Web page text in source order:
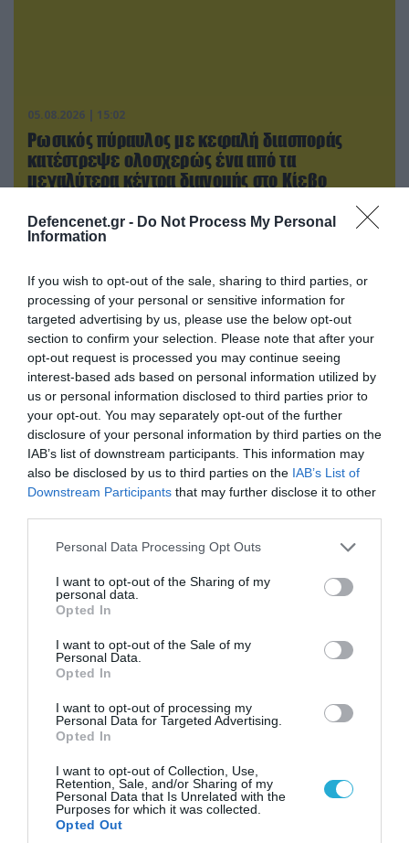
Defencenet.gr - Do Not Process My Personal
Information
If you wish to opt-out of the sale, sharing to third parties, or
processing of your personal or sensitive information for
targeted advertising by us, please use the below opt-out
section to confirm your selection. Please note that after your
opt-out request is processed you may continue seeing
interest-based ads based on personal information utilized by
us or personal information disclosed to third parties prior to
your opt-out. You may separately opt-out of the further
disclosure of your personal information by third parties on the
IAB’s list of downstream participants. This information may
also be disclosed by us to third parties on the IAB’s List of
Downstream Participants that may further disclose it to other
Please note that this website/app uses one or more Google
not limited to your visit or usage behaviour. You may click to
grant or deny consent to Google and its third-party tags to
use your data for below specified purposes in below Google
consent section.
Personal Data Processing Opt Outs
I want to opt-out of the Sharing of my
personal data.
Opted In
I want to opt-out of the Sale of my
Personal Data.
Opted In
I want to opt-out of processing my
Personal Data for Targeted Advertising.
Opted In
I want to opt-out of Collection, Use,
Retention, Sale, and/or Sharing of my
Personal Data that Is Unrelated with the
Purposes for which it was collected.
Opted Out
05.08.2026 | 15:02
Ρωσικός πύραυλος με κεφαλή διασποράς
κατέστρεψε ολοσχερώς ένα από τα
μεγαλύτερα κέντρα διανομής στο Κίεβο
05.08.2026 | 22:02
Αδειάζουν το Κραματόρσκ οι Ουκρανοί:
ΠΟΛΙΤΙΚΗ